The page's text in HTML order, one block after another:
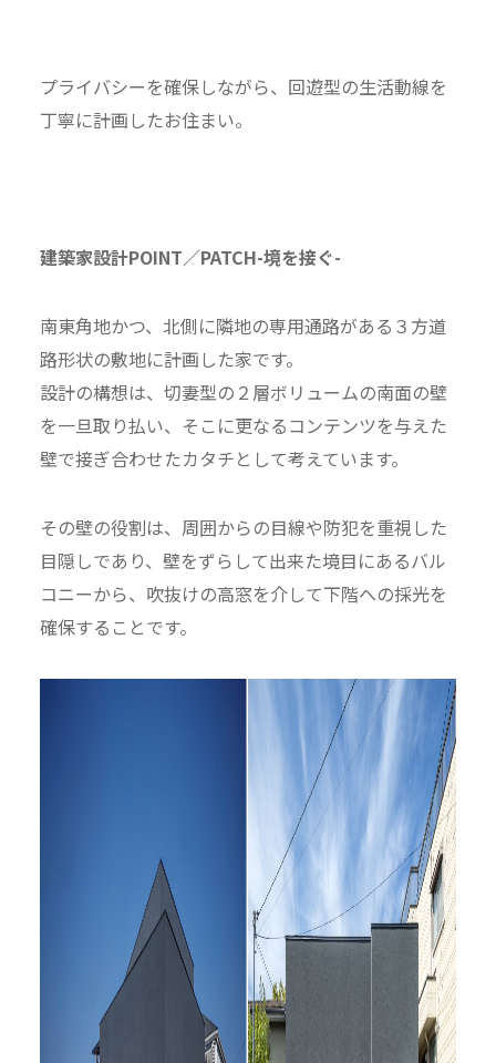
プライバシーを確保しながら、回遊型の生活動線を
丁寧に計画したお住まい。
建築家設計POINT／PATCH-境を接ぐ-
南東角地かつ、北側に隣地の専用通路がある３方道
路形状の敷地に計画した家です。
設計の構想は、切妻型の２層ボリュームの南面の壁
を一旦取り払い、そこに更なるコンテンツを与えた
壁で接ぎ合わせたカタチとして考えています。
その壁の役割は、周囲からの目線や防犯を重視した
目隠しであり、壁をずらして出来た境目にあるバル
コニーから、吹抜けの高窓を介して下階への採光を
確保することです。